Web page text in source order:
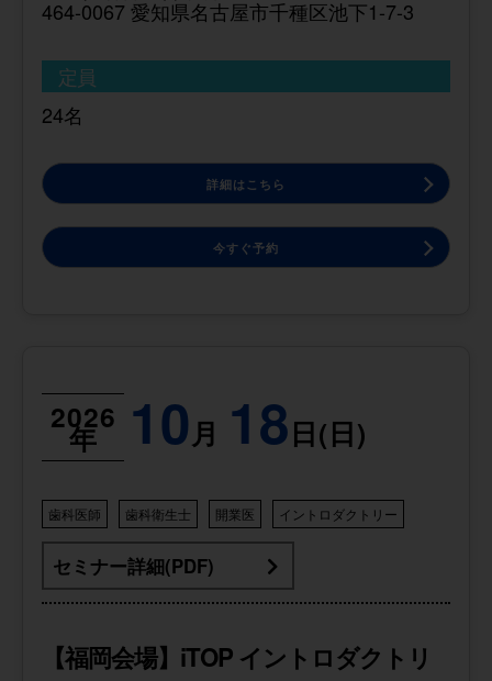
464-0067 愛知県名古屋市千種区池下1-7-3
定員
24名
詳細はこちら
今すぐ予約
2026
年 10月 18日(日)
歯科医師 歯科衛生士 開業医 イントロダクトリー
セミナー詳細(PDF)
【福岡会場】iTOP イントロダクトリ